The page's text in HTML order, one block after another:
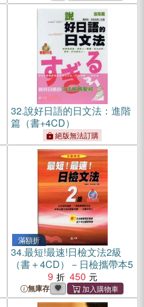
32.說好日語的日文法：進階
篇（書+4CD）
絕版無法訂購
滿額折
34.最短!最速!日檢文法2級
（書＋4CD）－日檢攜帶本5
9
450
無庫存